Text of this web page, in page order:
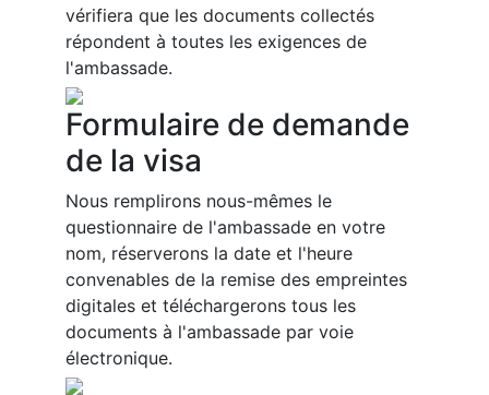
vérifiera que les documents collectés
répondent à toutes les exigences de
l'ambassade.
Formulaire de demande
de la visa
Nous remplirons nous-mêmes le
questionnaire de l'ambassade en votre
nom, réserverons la date et l'heure
convenables de la remise des empreintes
digitales et téléchargerons tous les
documents à l'ambassade par voie
électronique.